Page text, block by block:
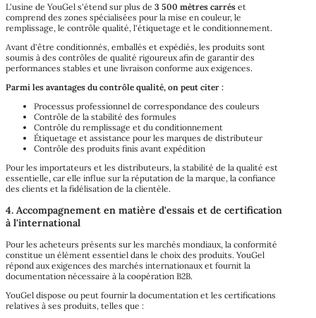
L'usine de YouGel s'étend sur plus de 3 500 mètres carrés et
comprend des zones spécialisées pour la mise en couleur, le
remplissage, le contrôle qualité, l'étiquetage et le conditionnement.
Avant d'être conditionnés, emballés et expédiés, les produits sont
soumis à des contrôles de qualité rigoureux afin de garantir des
performances stables et une livraison conforme aux exigences.
Parmi les avantages du contrôle qualité, on peut citer :
Processus professionnel de correspondance des couleurs
Contrôle de la stabilité des formules
Contrôle du remplissage et du conditionnement
Étiquetage et assistance pour les marques de distributeur
Contrôle des produits finis avant expédition
Pour les importateurs et les distributeurs, la stabilité de la qualité est
essentielle, car elle influe sur la réputation de la marque, la confiance
des clients et la fidélisation de la clientèle.
4. Accompagnement en matière d'essais et de certification
à l'international
Pour les acheteurs présents sur les marchés mondiaux, la conformité
constitue un élément essentiel dans le choix des produits. YouGel
répond aux exigences des marchés internationaux et fournit la
documentation nécessaire à la coopération B2B.
YouGel dispose ou peut fournir la documentation et les certifications
relatives à ses produits, telles que :